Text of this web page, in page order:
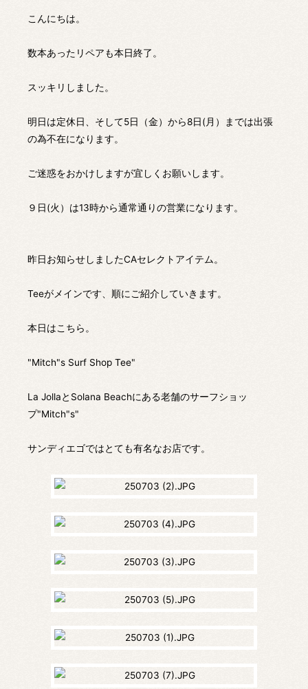
こんにちは。
数本あったリペアも本日終了。
スッキリしました。
明日は定休日、そして5日（金）から8日(月）までは出張
の為不在になります。
ご迷惑をおかけしますが宜しくお願いします。
９日(火）は13時から通常通りの営業になります。
昨日お知らせしましたCAセレクトアイテム。
Teeがメインです、順にご紹介していきます。
本日はこちら。
"Mitch"s Surf Shop Tee"
La JollaとSolana Beachにある老舗のサーフショッ
プ"Mitch"s"
サンディエゴではとても有名なお店です。